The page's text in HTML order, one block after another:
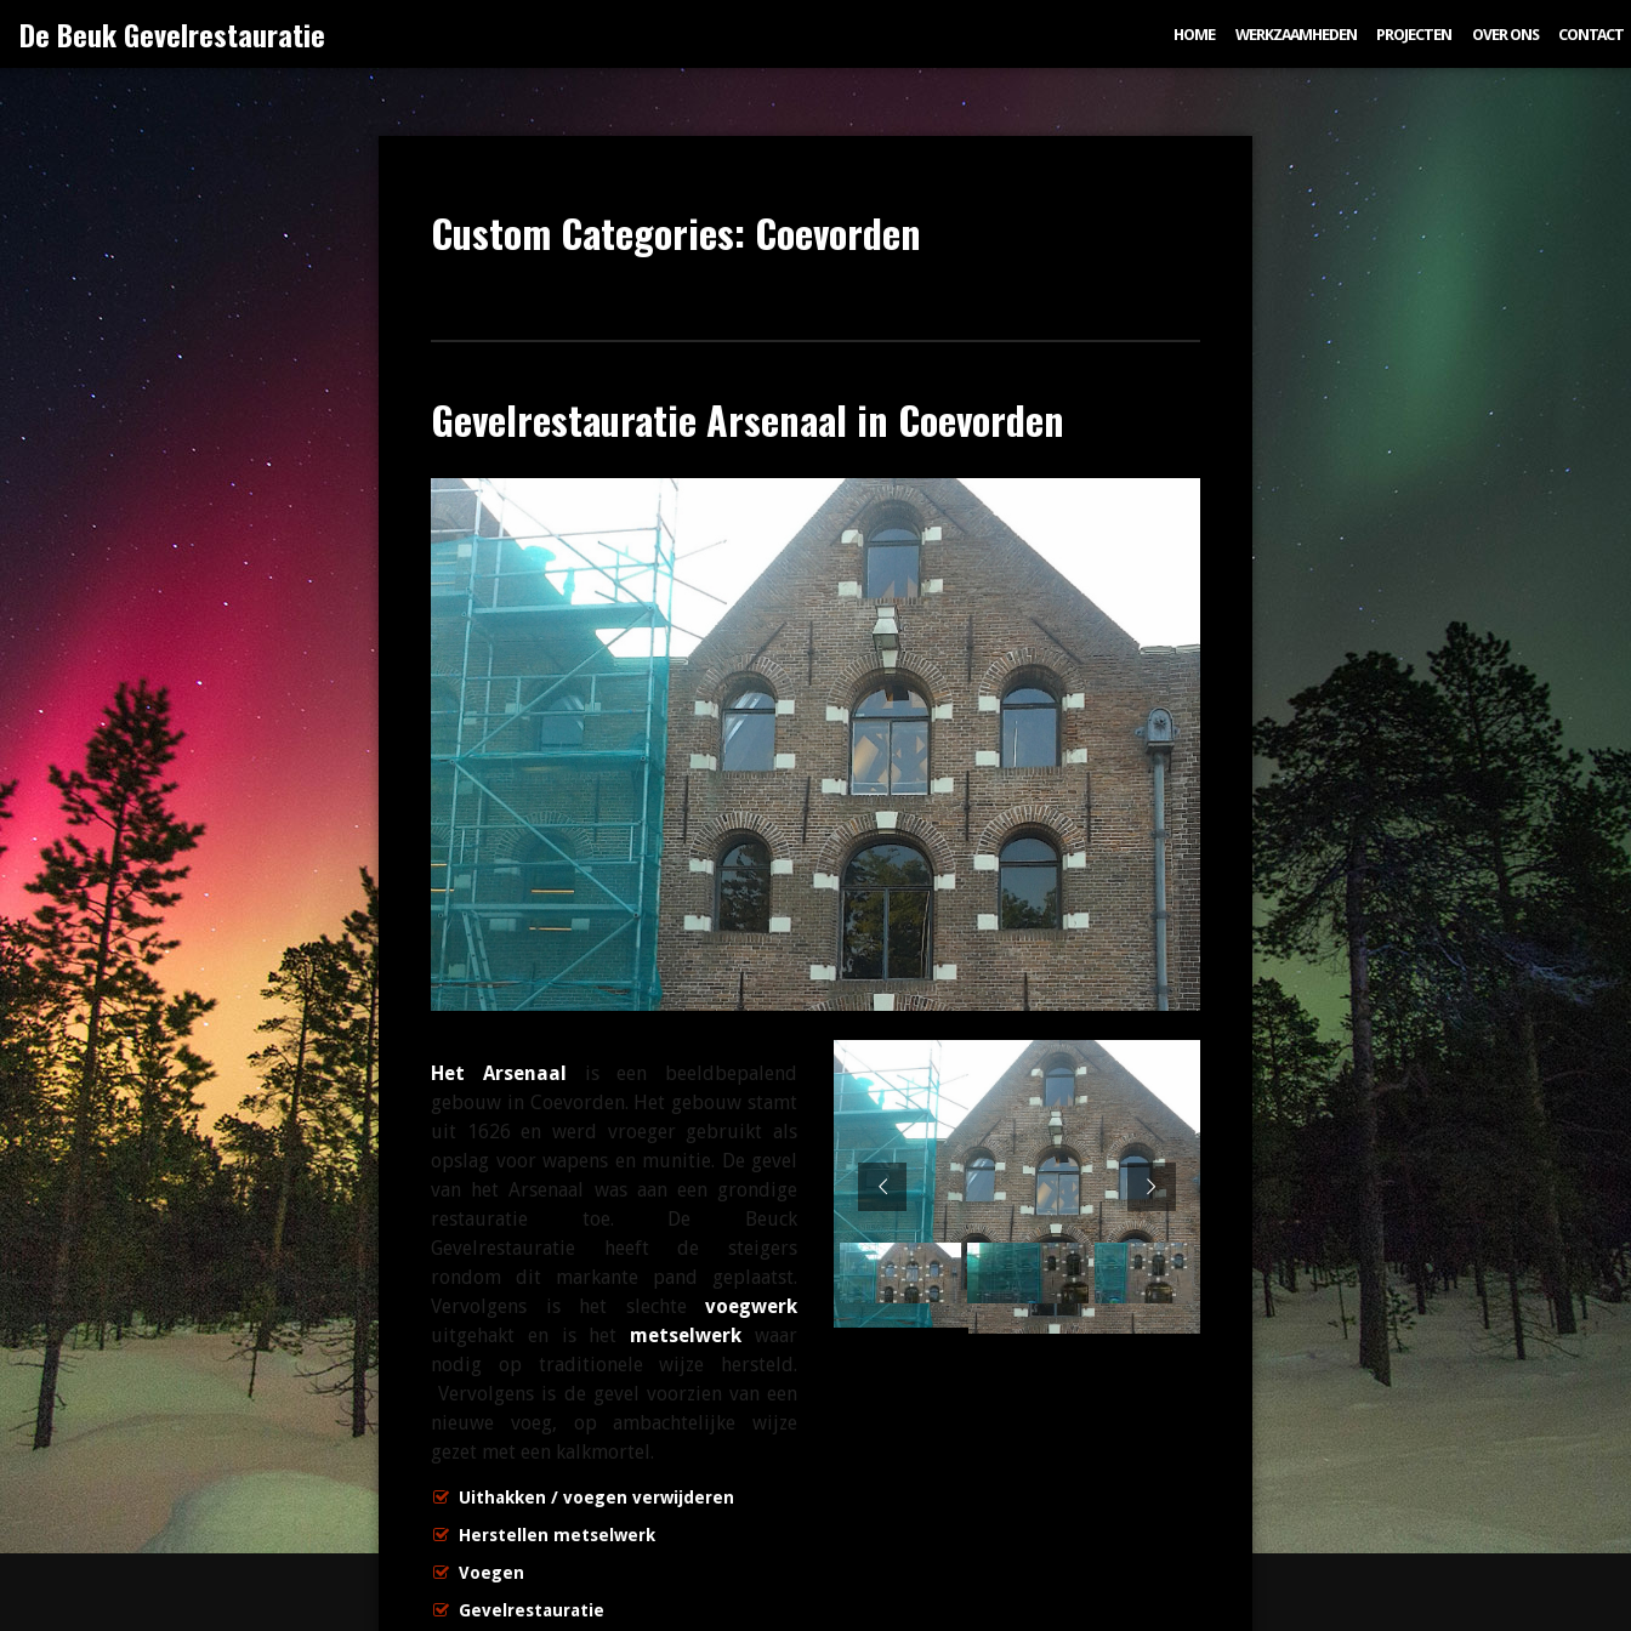
de
inhoud
springen
De Beuk Gevelrestauratie HOME WERKZAAMHEDEN PROJECTEN OVER ONS CONTACT
Custom Categories: Coevorden
Gevelrestauratie Arsenaal in Coevorden
Het Arsenaal is een beeldbepalend
gebouw in Coevorden. Het gebouw stamt
uit 1626 en werd vroeger gebruikt als
opslag voor wapens en munitie. De gevel
van het Arsenaal was aan een grondige
restauratie toe. De Beuck
Gevelrestauratie heeft de steigers
rondom dit markante pand geplaatst.
Vervolgens is het slechte voegwerk
uitgehakt en is het metselwerk waar
nodig op traditionele wijze hersteld.
Vervolgens is de gevel voorzien van een
nieuwe voeg, op ambachtelijke wijze
gezet met een kalkmortel.
Uithakken / voegen verwijderen
Herstellen metselwerk
Voegen
Gevelrestauratie